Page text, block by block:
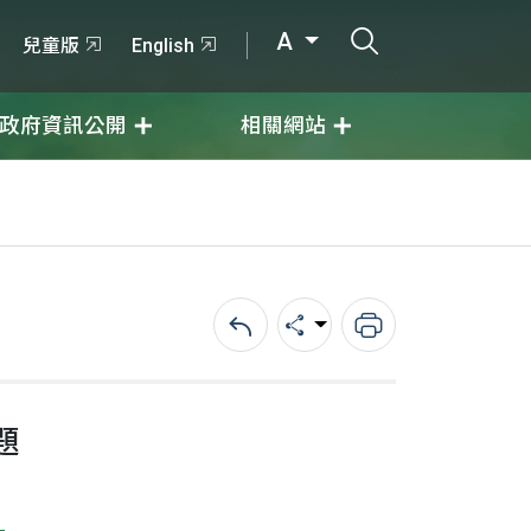
兒童版 English A
政府資訊公開 相關網站
回上一頁分享 列印